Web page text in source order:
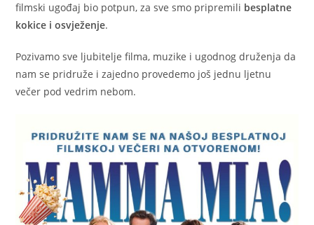
filmski ugođaj bio potpun, za sve smo pripremili besplatne
kokice i osvježenje.
Pozivamo sve ljubitelje filma, muzike i ugodnog druženja da
nam se pridruže i zajedno provedemo još jednu ljetnu
večer pod vedrim nebom.